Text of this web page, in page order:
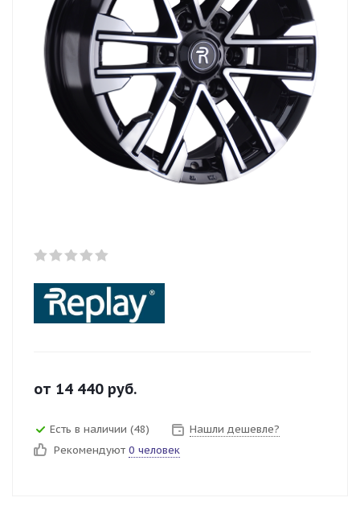
от 14 440 руб.
Есть в наличии (48)
Нашли дешевле?
Рекомендуют 0 человек